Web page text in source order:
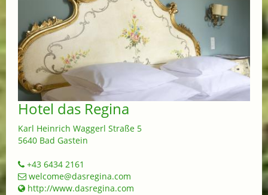
Hotel das Regina
Karl Heinrich Waggerl Straße 5
5640 Bad Gastein
+43 6434 2161
welcome@dasregina.com
http://www.dasregina.com